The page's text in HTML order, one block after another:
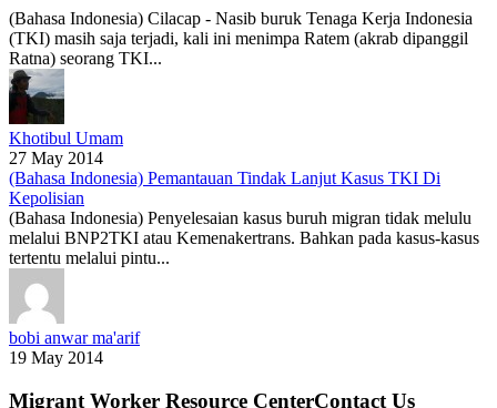
(Bahasa Indonesia) Cilacap - Nasib buruk Tenaga Kerja Indonesia
(TKI) masih saja terjadi, kali ini menimpa Ratem (akrab dipanggil
Ratna) seorang TKI...
Khotibul Umam
27 May 2014
(Bahasa Indonesia) Pemantauan Tindak Lanjut Kasus TKI Di
Kepolisian
(Bahasa Indonesia) Penyelesaian kasus buruh migran tidak melulu
melalui BNP2TKI atau Kemenakertrans. Bahkan pada kasus-kasus
tertentu melalui pintu...
bobi anwar ma'arif
19 May 2014
Migrant Worker Resource CenterContact Us